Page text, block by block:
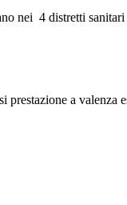
nei 4 distretti
a valenza